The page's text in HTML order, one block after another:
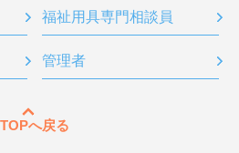
福祉用具専門相談員
管理者
TOPへ戻る